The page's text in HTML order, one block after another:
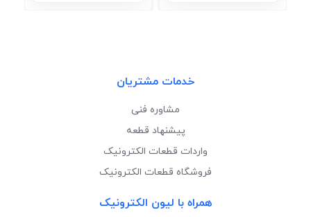
خدمات مشتریان
مشاوره فنی
پیشنهاد قطعه
واردات قطعات الکترونیک
فروشگاه قطعات الکترونیک
همراه با لیون الکترونیک